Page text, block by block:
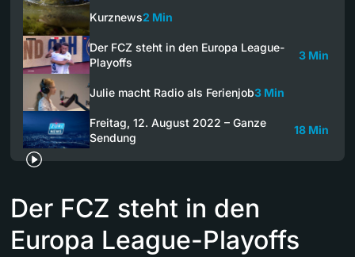
Kurznews2 Min
Der FCZ steht in den Europa League-
Playoffs
3 Min
Julie macht Radio als Ferienjob3 Min
Freitag, 12. August 2022 – Ganze
Sendung
18 Min
Der FCZ steht in den
Europa League-Playoffs